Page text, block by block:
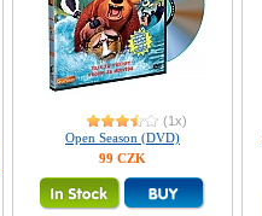
(1x)
Open Season (DVD)
99 CZK